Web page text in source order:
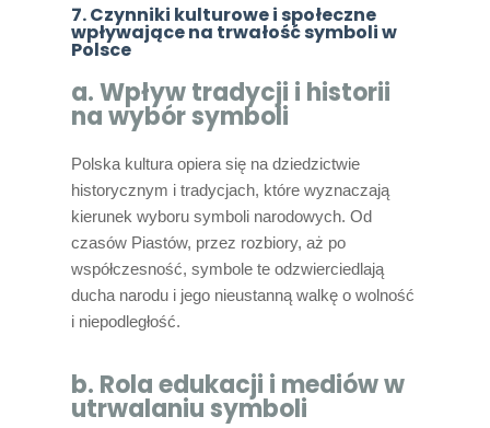
7. Czynniki kulturowe i społeczne
wpływające na trwałość symboli w
Polsce
a. Wpływ tradycji i historii
na wybór symboli
Polska kultura opiera się na dziedzictwie
historycznym i tradycjach, które wyznaczają
kierunek wyboru symboli narodowych. Od
czasów Piastów, przez rozbiory, aż po
współczesność, symbole te odzwierciedlają
ducha narodu i jego nieustanną walkę o wolność
i niepodległość.
b. Rola edukacji i mediów w
utrwalaniu symboli